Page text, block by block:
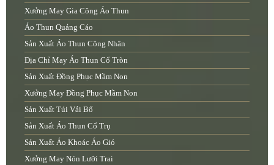
Xưởng May Gia Công Áo Thun
Áo Thun Quảng Cáo
Sản Xuất Áo Thun Công Nhân
Địa Chỉ May Áo Thun Cổ Tròn
Sản Xuất Đồng Phục Mầm Non
Xưởng May Đồng Phục Mầm Non
Sản Xuất Túi Vải Bố
Sản Xuất Áo Thun Cổ Trụ
Sản Xuất Áo Khoác Áo Gió
Xưởng May Nón Lưỡi Trai